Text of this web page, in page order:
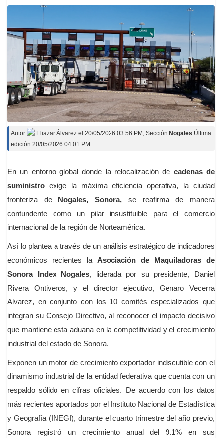
Autor Eliazar Álvarez el 20/05/2026 03:56 PM , Sección Nogales Última
edición 20/05/2026 04:01 PM.
En un entorno global donde la relocalización de cadenas de
suministro exige la máxima eficiencia operativa, la ciudad
fronteriza de Nogales, Sonora, se reafirma de manera
contundente como un pilar insustituible para el comercio
internacional de la región de Norteamérica.
Así lo plantea a través de un análisis estratégico de indicadores
económicos recientes la Asociación de Maquiladoras de
Sonora
Index Nogales, liderada por su presidente, Daniel
Rivera Ontiveros, y el director ejecutivo, Genaro Vecerra
Alvarez, en conjunto con los 10 comités especializados que
integran su Consejo Directivo, al reconocer el impacto decisivo
que mantiene esta aduana en la competitividad y el crecimiento
industrial del estado de Sonora.
Exponen un motor de crecimiento exportador indiscutible con el
dinamismo industrial de la entidad federativa que cuenta con un
respaldo sólido en cifras oficiales. De acuerdo con los datos
más recientes aportados por el Instituto Nacional de Estadística
y Geografía (INEGI), durante el cuarto trimestre del año previo,
Sonora registró un crecimiento anual del 9.1% en sus